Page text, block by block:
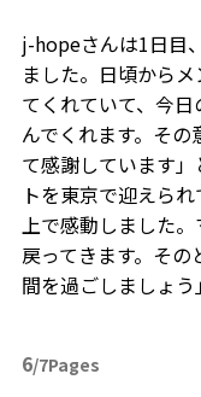
j-hopeさんは1日目
ました。日頃から
てくれていて、今
んでくれます。そ
て感謝しています
トを東京で迎えら
上で感動しました
戻ってきます。そ
間を過ごしましょう
6/7Pages